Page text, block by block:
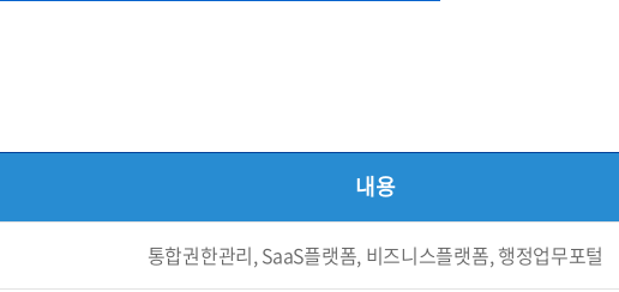
내용
통합권한관리, SaaS플랫폼, 비즈니스플랫폼, 행정업무포털